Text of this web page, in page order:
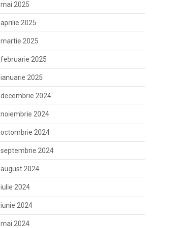
mai 2025
aprilie 2025
martie 2025
februarie 2025
ianuarie 2025
decembrie 2024
noiembrie 2024
octombrie 2024
septembrie 2024
august 2024
iulie 2024
iunie 2024
mai 2024